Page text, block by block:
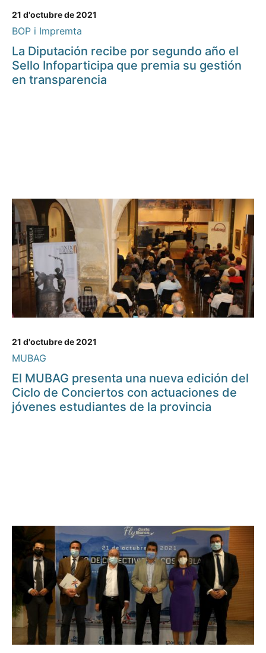
21 d'octubre de 2021
BOP i Impremta
La Diputación recibe por segundo año el
Sello Infoparticipa que premia su gestión
en transparencia
21 d'octubre de 2021
MUBAG
El MUBAG presenta una nueva edición del
Ciclo de Conciertos con actuaciones de
jóvenes estudiantes de la provincia